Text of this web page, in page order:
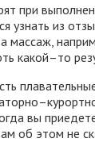
при
узнать из
массаж
какой–то
–
вы
об этом не